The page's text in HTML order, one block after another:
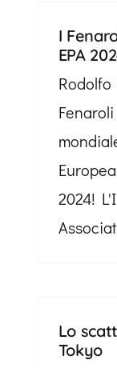
I
EPA
Rodolfo
2024!
Lo
Tokyo